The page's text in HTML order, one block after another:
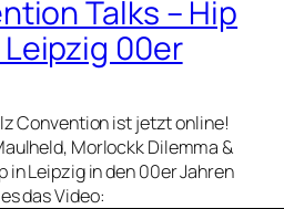
Talks – Hip
00er
Convention ist jetzt online!
Morlockk Dilemma &
in Leipzig in den 00er Jahren
das Video: